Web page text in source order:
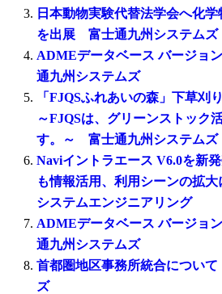
日本動物実験代替法学会へ化
を出展 富士通九州システムズ
ADMEデータベース バージョ
通九州システムズ
「FJQSふれあいの森」下草刈
～FJQSは、グリーンストック
す。～ 富士通九州システムズ
Naviイントラエース V6.0を新
も情報活用、利用シーンの拡
システムエンジニアリング
ADMEデータベース バージョ
通九州システムズ
首都圏地区事務所統合につい
ズ